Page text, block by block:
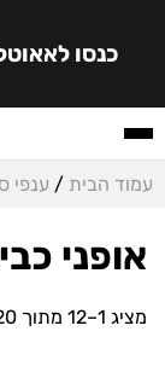
כנסו
עמוד הבית / ענפי
אופני
מציג 1–12 מתוך 20 תוצאות